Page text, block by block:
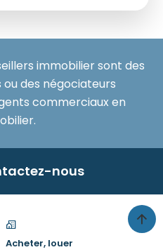
immobilier sont des
des négociateurs
commerciaux en
nous
Acheter, louer